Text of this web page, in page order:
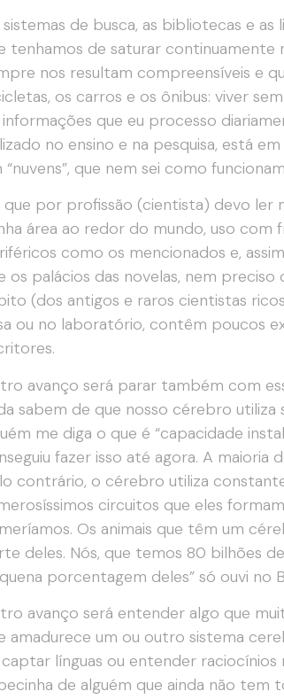
sistemas de busca, as bibliotecas e
tenhamos de saturar continuamente
nos resultam compreensíveis e
os carros e os ônibus: viver
que eu processo
no ensino e na pesquisa, está
“nuvens”, que nem sei como
que por profissão (cientista) devo ler
área ao redor do mundo, uso com
como os mencionados e,
os palácios das novelas, nem
(dos antigos e raros cientistas
ou no laboratório, contêm poucos
avanço será parar também com
sabem de que nosso cérebro utiliza
me diga o que é “capacidade
fazer isso até agora. A maioria
contrário, o cérebro utiliza
circuitos que eles
Os animais que têm um
deles. Nós, que temos 80 bilhões
porcentagem deles” só ouvi no
avanço será entender algo que
amadurece um ou outro sistema
línguas ou entender
de alguém que ainda não tem